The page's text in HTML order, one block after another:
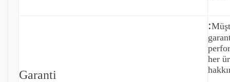
Garanti
:
her